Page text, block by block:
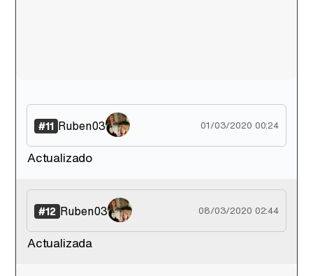
#11 Ruben03 01/03/2020 00:24
Actualizado
#12 Ruben03 08/03/2020 02:44
Actualizada